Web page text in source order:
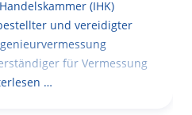
(IHK)
und vereidigter
für Vermessung
…